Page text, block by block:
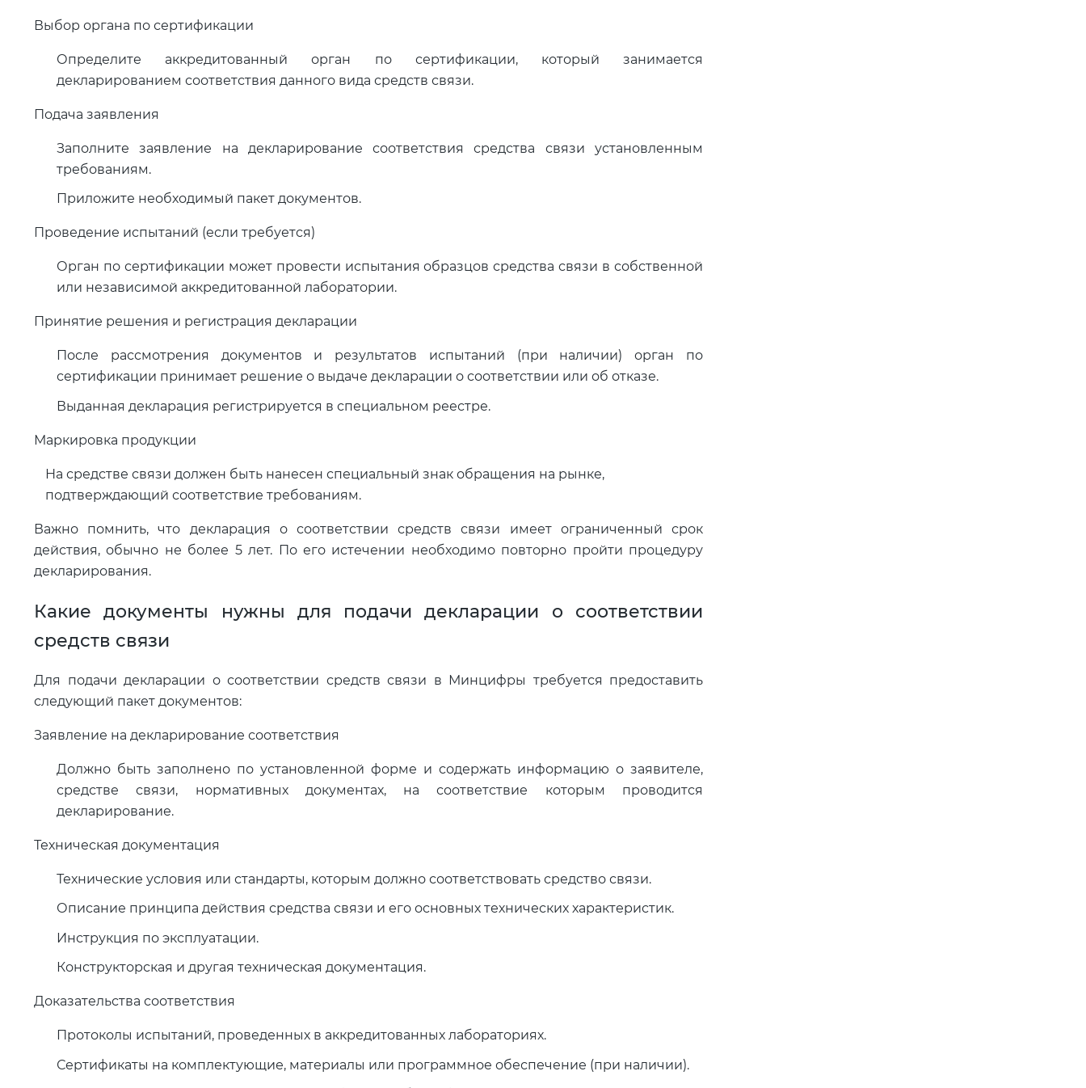
Выбор органа по сертификации
Определите аккредитованный орган по сертификации, который занимается
декларированием соответствия данного вида средств связи.
Подача заявления
Заполните заявление на декларирование соответствия средства связи установленным
требованиям.
Приложите необходимый пакет документов.
Проведение испытаний (если требуется)
Орган по сертификации может провести испытания образцов средства связи в собственной
или независимой аккредитованной лаборатории.
Принятие решения и регистрация декларации
После рассмотрения документов и результатов испытаний (при наличии) орган по
сертификации принимает решение о выдаче декларации о соответствии или об отказе.
Выданная декларация регистрируется в специальном реестре.
Маркировка продукции
На средстве связи должен быть нанесен специальный знак обращения на рынке,
подтверждающий соответствие требованиям.
Важно помнить, что декларация о соответствии средств связи имеет ограниченный срок
действия, обычно не более 5 лет. По его истечении необходимо повторно пройти процедуру
декларирования.
Какие документы нужны для подачи декларации о соответствии
средств связи
Для подачи декларации о соответствии средств связи в Минцифры требуется предоставить
следующий пакет документов:
Заявление на декларирование соответствия
Должно быть заполнено по установленной форме и содержать информацию о заявителе,
средстве связи, нормативных документах, на соответствие которым проводится
декларирование.
Техническая документация
Технические условия или стандарты, которым должно соответствовать средство связи.
Описание принципа действия средства связи и его основных технических характеристик.
Инструкция по эксплуатации.
Конструкторская и другая техническая документация.
Доказательства соответствия
Протоколы испытаний, проведенных в аккредитованных лабораториях.
Сертификаты на комплектующие, материалы или программное обеспечение (при наличии).